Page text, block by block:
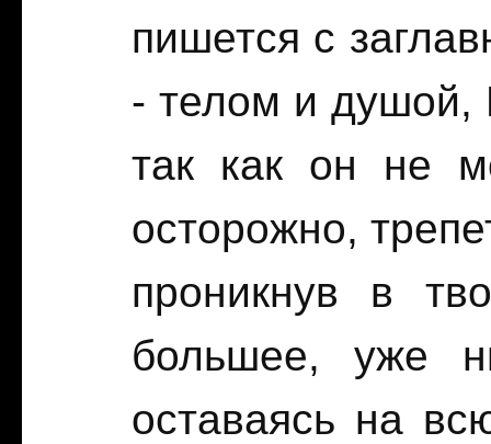
пишется с
- телом и душой,
так как он не
осторожно,
проникнув в
большее, уже
оставаясь на